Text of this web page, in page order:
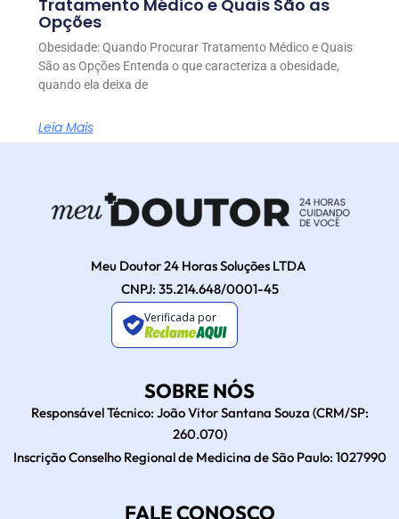
Tratamento Médico e Quais São as
Opções
Obesidade: Quando Procurar Tratamento Médico e Quais
São as Opções Entenda o que caracteriza a obesidade,
quando ela deixa de
Leia Mais
Meu Doutor 24 Horas Soluções LTDA
CNPJ: 35.214.648/0001-45
Verificada por
SOBRE NÓS
Responsável Técnico: João Vitor Santana Souza (CRM/SP:
260.070)
Inscrição Conselho Regional de Medicina de São Paulo: 1027990
FALE CONOSCO